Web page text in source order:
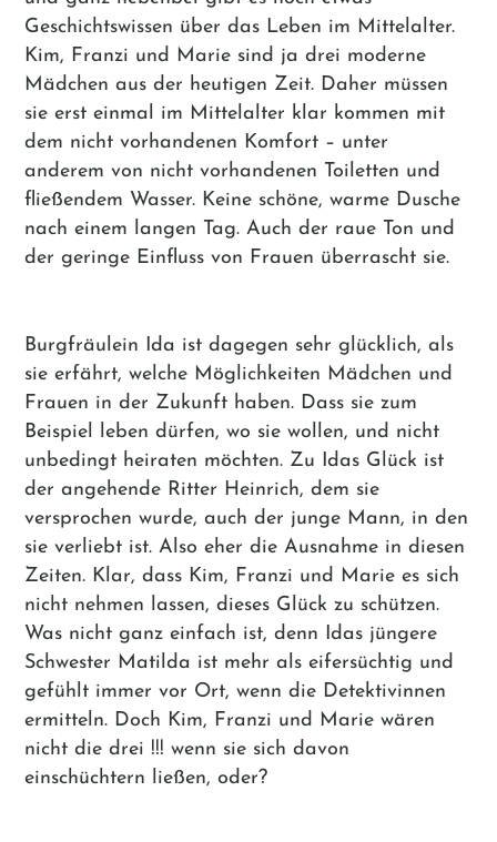
Geschichtswissen über das Leben im Mittelalter.
Kim, Franzi und Marie sind ja drei moderne
Mädchen aus der heutigen Zeit. Daher müssen
sie erst einmal im Mittelalter klar kommen mit
dem nicht vorhandenen Komfort – unter
anderem von nicht vorhandenen Toiletten und
fließendem Wasser. Keine schöne, warme Dusche
nach einem langen Tag. Auch der raue Ton und
der geringe Einfluss von Frauen überrascht sie.
Burgfräulein Ida ist dagegen sehr glücklich, als
sie erfährt, welche Möglichkeiten Mädchen und
Frauen in der Zukunft haben. Dass sie zum
Beispiel leben dürfen, wo sie wollen, und nicht
unbedingt heiraten möchten. Zu Idas Glück ist
der angehende Ritter Heinrich, dem sie
versprochen wurde, auch der junge Mann, in den
sie verliebt ist. Also eher die Ausnahme in diesen
Zeiten. Klar, dass Kim, Franzi und Marie es sich
nicht nehmen lassen, dieses Glück zu schützen.
Was nicht ganz einfach ist, denn Idas jüngere
Schwester Matilda ist mehr als eifersüchtig und
gefühlt immer vor Ort, wenn die Detektivinnen
ermitteln. Doch Kim, Franzi und Marie wären
nicht die drei !!! wenn sie sich davon
einschüchtern ließen, oder?